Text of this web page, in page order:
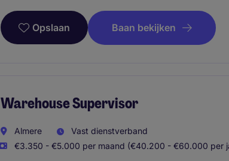
Opslaan Baan bekijken
Warehouse Supervisor
Almere
Vast dienstverband
€3.350 - €5.000 per maand (€40.200 - €60.000 per